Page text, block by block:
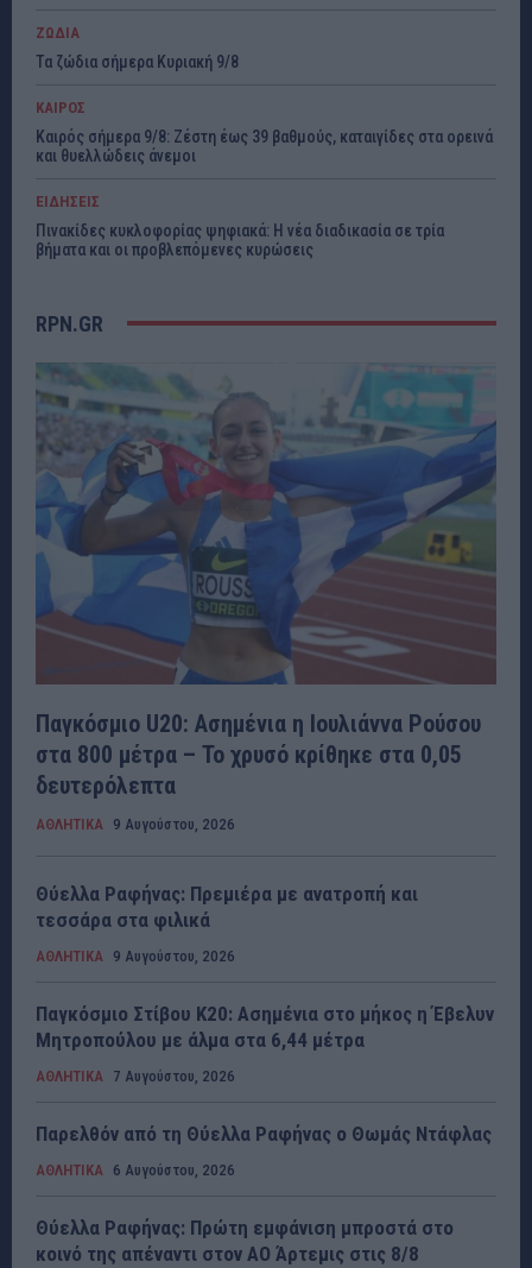
ΖΩΔΙΑ
Τα ζώδια σήμερα Κυριακή 9/8
ΚΑΙΡΟΣ
Καιρός σήμερα 9/8: Ζέστη έως 39 βαθμούς, καταιγίδες στα ορεινά
και θυελλώδεις άνεμοι
ΕΙΔΗΣΕΙΣ
Πινακίδες κυκλοφορίας ψηφιακά: Η νέα διαδικασία σε τρία
βήματα και οι προβλεπόμενες κυρώσεις
RPN.GR
Παγκόσμιο U20: Ασημένια η Ιουλιάννα Ρούσου
στα 800 μέτρα – Το χρυσό κρίθηκε στα 0,05
δευτερόλεπτα
ΑΘΛΗΤΙΚΑ 9 Αυγούστου, 2026
Θύελλα Ραφήνας: Πρεμιέρα με ανατροπή και
τεσσάρα στα φιλικά
ΑΘΛΗΤΙΚΑ 9 Αυγούστου, 2026
Παγκόσμιο Στίβου Κ20: Ασημένια στο μήκος η Έβελυν
Μητροπούλου με άλμα στα 6,44 μέτρα
ΑΘΛΗΤΙΚΑ 7 Αυγούστου, 2026
Παρελθόν από τη Θύελλα Ραφήνας ο Θωμάς Ντάφλας
ΑΘΛΗΤΙΚΑ 6 Αυγούστου, 2026
Θύελλα Ραφήνας: Πρώτη εμφάνιση μπροστά στο
κοινό της απέναντι στον ΑΟ Άρτεμις στις 8/8